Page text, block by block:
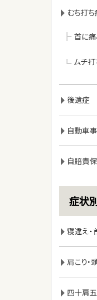
むち打
首に
ムチ
後遺症
自動車
自賠責
症状
寝違え・
肩こり・
四十肩